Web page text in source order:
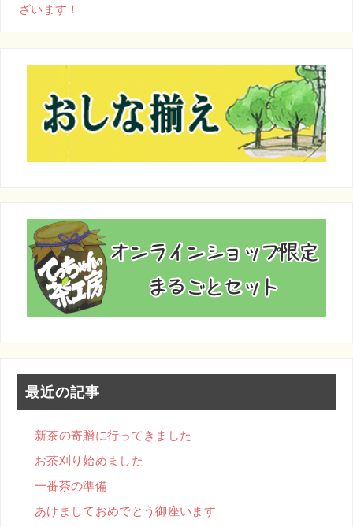
b
k
ざいます！
最近の記事
新茶の寄贈に行ってきました
お茶刈り始めました
一番茶の準備
あけましておめでとう御座います